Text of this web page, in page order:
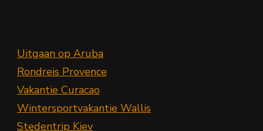
Uitgaan op Aruba
Rondreis Provence
Vakantie Curacao
Wintersportvakantie Wallis
Stedentrip Kiev